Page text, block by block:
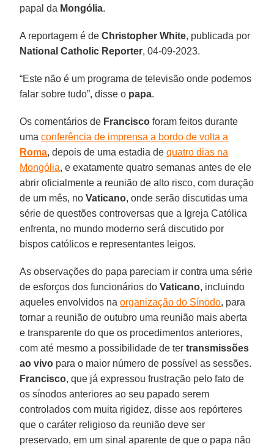
papal da Mongólia.
A reportagem é deChristopher White, publicada por
National Catholic Reporter, 04-09-2023.
“Este não é um programa de televisão onde podemos
falar sobre tudo”, disse o papa.
Os comentários de Francisco foram feitos durante
umaconferência de imprensa a bordo de volta a
Roma, depois de uma estadia dequatro dias na
Mongólia, e exatamente quatro semanas antes de ele
abrir oficialmente a reunião de alto risco, com duração
de um mês, noVaticano, onde serão discutidas uma
série de questões controversas que a Igreja Católica
enfrenta, no mundo moderno será discutido por
bispos católicos e representantes leigos.
As observações do papa pareciam ir contra uma série
de esforços dos funcionários doVaticano, incluindo
aqueles envolvidos naorganização do Sínodo, para
tornar a reunião de outubro uma reunião mais aberta
e transparente do que os procedimentos anteriores,
com até mesmo a possibilidade de tertransmissões
ao vivo para o maior número de possível as sessões.
Francisco, que já expressou frustração pelo fato de
os sínodos anteriores ao seu papado serem
controlados com muita rigidez, disse aos repórteres
que o caráter religioso da reunião deve ser
preservado, em um sinal aparente de que o papa não